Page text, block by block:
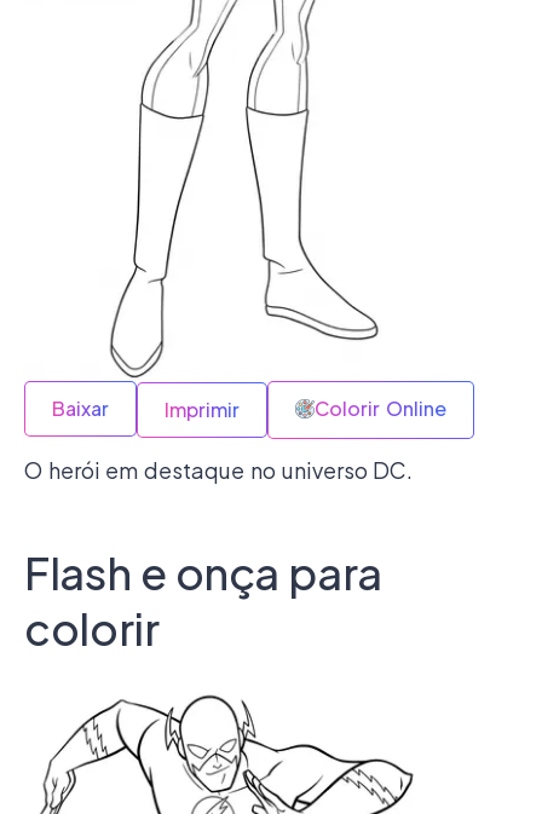
Baixar Imprimir Colorir Online
O herói em destaque no universo DC.
Flash e onça para
colorir